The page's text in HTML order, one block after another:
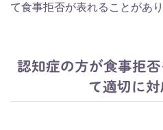
て食事拒否が表れることがあり
認知症の方が食事拒
て適切に対